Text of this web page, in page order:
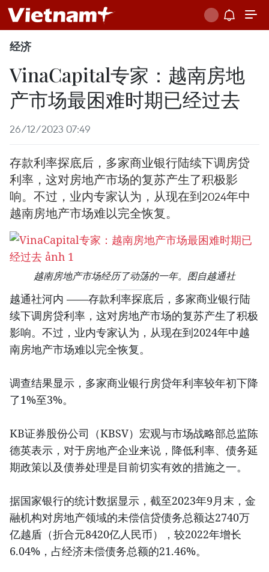
经济
VinaCapital专家：越南房地
产市场最困难时期已经过去
26/12/2023 07:49
存款利率探底后，多家商业银行陆续下调房贷
利率，这对房地产市场的复苏产生了积极影
响。不过，业内专家认为，从现在到2024年中
越南房地产市场难以完全恢复。
越南房地产市场经历了动荡的一年。图自越通社
越通社河内 ——存款利率探底后，多家商业银行陆
续下调房贷利率，这对房地产市场的复苏产生了积极
影响。不过，业内专家认为，从现在到2024年中越
南房地产市场难以完全恢复。
调查结果显示，多家商业银行房贷年利率较年初下降
了1%至3%。
KB证券股份公司（KBSV）宏观与市场战略部总监陈
德英表示，对于房地产企业来说，降低利率、债务延
期政策以及债券处理是目前切实有效的措施之一。
据国家银行的统计数据显示，截至2023年9月末，金
融机构对房地产领域的未偿信贷债务总额达2740万
亿越盾（折合元8420亿人民币），较2022年增长
6.04%，占经济未偿债务总额的21.46%。